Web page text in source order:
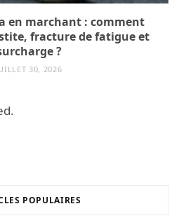
en marchant : comment
fracture de fatigue et
?
30, 2026
POPULAIRES